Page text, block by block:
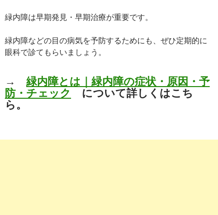
緑内障は早期発見・早期治療が重要です。
緑内障などの目の病気を予防するためにも、ぜひ定期的に
眼科で診てもらいましょう。
→ 緑内障とは｜緑内障の症状・原因・予
防・チェック
について詳しくはこち
ら。